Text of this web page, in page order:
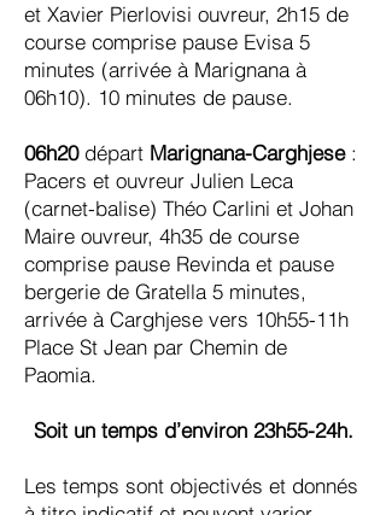
et Xavier Pierlovisi ouvreur, 2h15 de
course comprise pause Evisa 5
minutes (arrivée à Marignana à
06h10). 10 minutes de pause.
06h20départ Marignana-Carghjese :
Pacers et ouvreur Julien Leca
(carnet-balise) Théo Carlini et Johan
Maire ouvreur, 4h35 de course
comprise pause Revinda et pause
bergerie de Gratella 5 minutes,
arrivée à Carghjese vers 10h55-11h
Place St Jean par Chemin de
Paomia.
Soit un temps d’environ 23h55-24h.
Les temps sont objectivés et donnés